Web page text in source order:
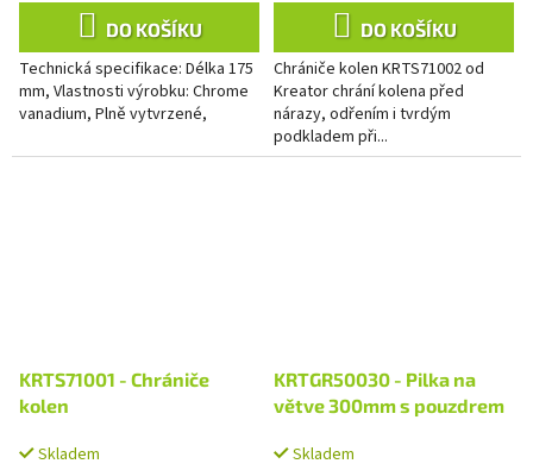
DO KOŠÍKU
Technická specifikace: Délka 175
mm, Vlastnosti výrobku: Chrome
vanadium, Plně vytvrzené,
DO KOŠÍKU
Chrániče kolen KRTS71002 od
Kreator chrání kolena před
nárazy, odřením i tvrdým
podkladem při...
KRTS71001 - Chrániče
kolen
Skladem
KRTGR50030 - Pilka na
větve 300mm s pouzdrem
Skladem